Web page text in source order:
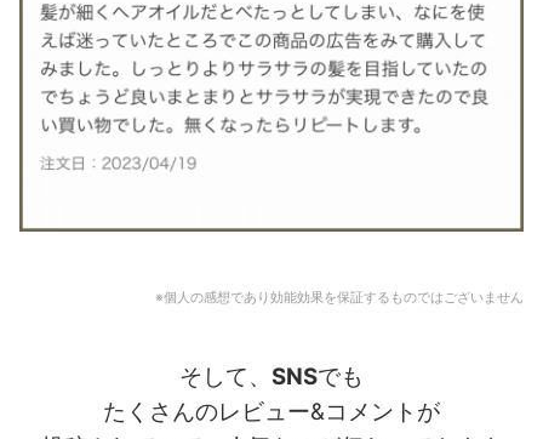
※個人の感想であり効能効果を保証するものではございません
そして、 SNSでも
たくさんのレビュー&コメントが